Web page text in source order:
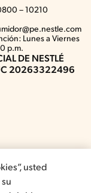
– 10210
Lunes a Viernes
p.m.
DE NESTLÉ
20263322496
usted